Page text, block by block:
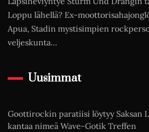
Loppu lähellä? Ex-
Apua, Stadin mystisimpien
veljeskunta…
Uusimmat
Goottirockin paratiisi löytyy Saksan
kantaa nimeä Wave-Gotik Treffen